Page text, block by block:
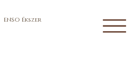
ENSO Ékszer